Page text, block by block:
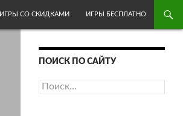
ИГРЫ СО СКИДКАМИ ИГРЫ БЕСПЛАТНО
ПОИСК ПО САЙТУ
Найти: